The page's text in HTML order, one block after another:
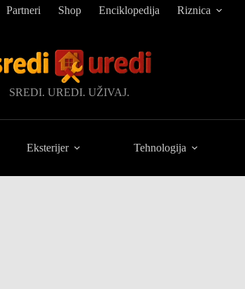
Partneri Shop Enciklopedija Riznica
SREDI. UREDI. UŽIVAJ.
Eksterijer Tehnologija